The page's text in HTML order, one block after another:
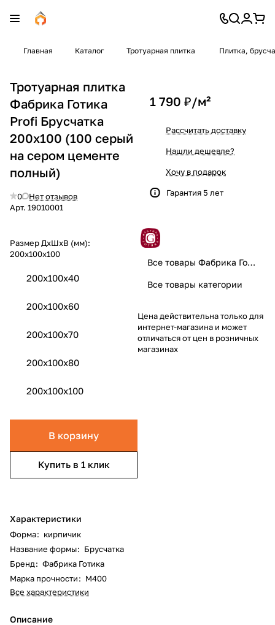
Главная Каталог Тротуарная плитка Плитка,
Тротуарная плитка
Фабрика Готика
Profi Брусчатка
200х100 (100 серый
на сером цементе
полный)
0
Нет отзывов
Арт. 19010001
Размер ДхШхВ (мм):
200x100x100
200х100х40
200x100x60
200x100x70
200x100x80
200x100x100
В корзину
Купить в 1 клик
Характеристики
Форма: кирпичик
Название формы: Брусчатка
Бренд: Фабрика Готика
Марка прочности: М400
Все характеристики
Описание
1 790 ₽/м²
Рассчитать доставку
Нашли дешевле?
Хочу в подарок
Гарантия 5 лет
Все товары Фабрика Готика
Все товары категории
Цена действительна только для
интернет-магазина и может
отличаться от цен в розничных
магазинах